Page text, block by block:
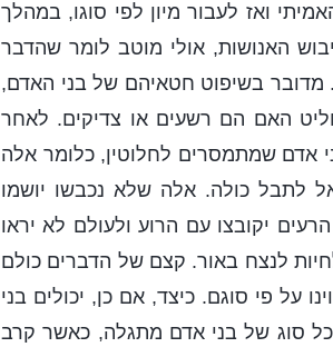
ואז לעבור מיון לפי סוגו, במהלך
האנושות, אולי מוטב לומר שהדבר
בשיפוט חטאיהם של בני האדם,
האם הם רשעים או צדיקים. לאחר
אדם שמתמסרים לחלוטין, כלומר אלה
לתבל כולה. אלה שלא נכבשו יושמו
יקובצו עם הרוע ולעולם לא יראו
לנצח באור. קצם של הדברים כולם
על פי סוגם. כיצד, אם כן, יכולים בני
סוג של בני אדם מתגלה, כאשר קרב